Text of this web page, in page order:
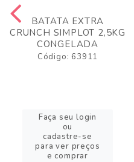
BATATA EXTRA
CRUNCH SIMPLOT 2,5KG
CONGELADA
Código: 63911
Faça seu login
ou
cadastre-se
para ver preços
e comprar